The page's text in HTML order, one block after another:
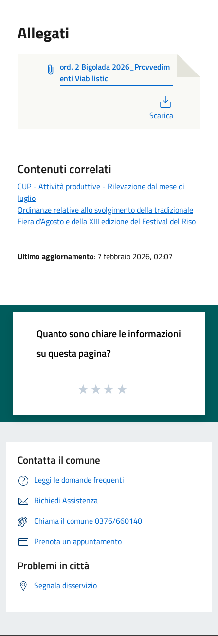
Allegati
ord. 2 Bigolada 2026_Provvedim
enti Viabilistici
Scarica
Contenuti correlati
CUP - Attività produttive - Rilevazione dal mese di
luglio
Ordinanze relative allo svolgimento della tradizionale
Fiera d'Agosto e della XIII edizione del Festival del Riso
Ultimo aggiornamento: 7 febbraio 2026, 02:07
Quanto sono chiare le informazioni
su questa pagina?
Contatta il comune
Leggi le domande frequenti
Richiedi Assistenza
Chiama il comune 0376/660140
Prenota un appuntamento
Problemi in città
Segnala disservizio